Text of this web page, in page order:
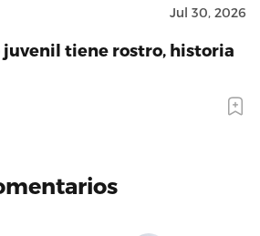
Jul 30, 2026
juvenil tiene rostro, historia